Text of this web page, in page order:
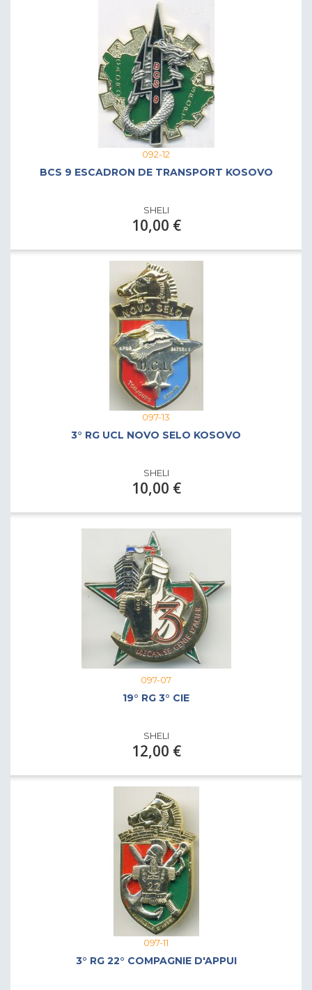
092-12
BCS 9 ESCADRON DE TRANSPORT KOSOVO
SHELI
10,00 €
097-13
3° RG UCL NOVO SELO KOSOVO
SHELI
10,00 €
097-07
19° RG 3° CIE
SHELI
12,00 €
097-11
3° RG 22° COMPAGNIE D'APPUI